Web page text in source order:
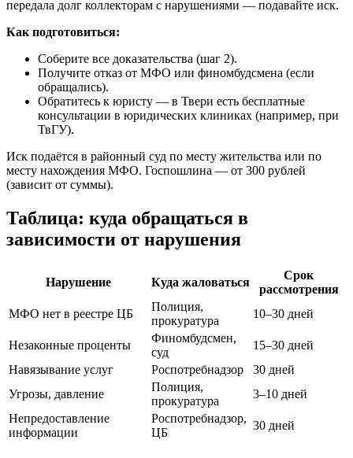
передала долг коллекторам с нарушениями — подавайте иск.
Как подготовиться:
Соберите все доказательства (шаг 2).
Получите отказ от МФО или финомбудсмена (если
обращались).
Обратитесь к юристу — в Твери есть бесплатные
консультации в юридических клиниках (например, при
ТвГУ).
Иск подаётся в районный суд по месту жительства или по
месту нахождения МФО. Госпошлина — от 300 рублей
(зависит от суммы).
Таблица: куда обращаться в
зависимости от нарушения
Нарушение Куда жаловаться
Срок
рассмотрения
МФО нет в реестре ЦБ
Полиция,
прокуратура
10–30 дней
Незаконные проценты
Финомбудсмен,
суд
15–30 дней
Навязывание услуг
Роспотребнадзор
30 дней
Угрозы, давление
Полиция,
прокуратура
3–10 дней
Непредоставление
информации
Роспотребнадзор,
ЦБ
30 дней